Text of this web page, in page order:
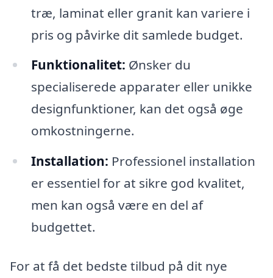
træ, laminat eller granit kan variere i
pris og påvirke dit samlede budget.
Funktionalitet: Ønsker du
specialiserede apparater eller unikke
designfunktioner, kan det også øge
omkostningerne.
Installation: Professionel installation
er essentiel for at sikre god kvalitet,
men kan også være en del af
budgettet.
For at få det bedste tilbud på dit nye